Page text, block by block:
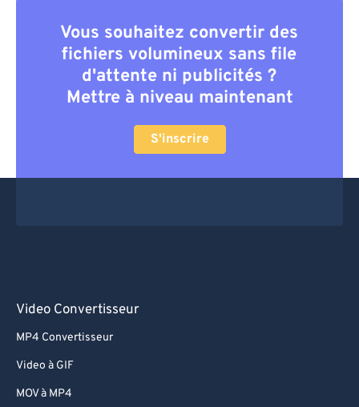
Vous souhaitez convertir des
fichiers volumineux sans file
d'attente ni publicités ?
Mettre à niveau maintenant
S'inscrire
Video Convertisseur
MP4 Convertisseur
Video à GIF
MOV à MP4